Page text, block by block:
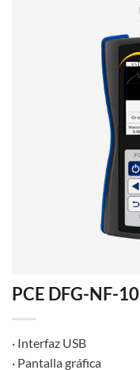
PCE DFG-NF-
· Interfaz USB
· Pantalla gráfica